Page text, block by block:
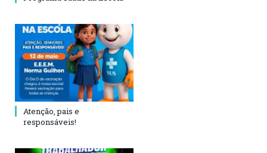
Atenção, pais e
responsáveis!